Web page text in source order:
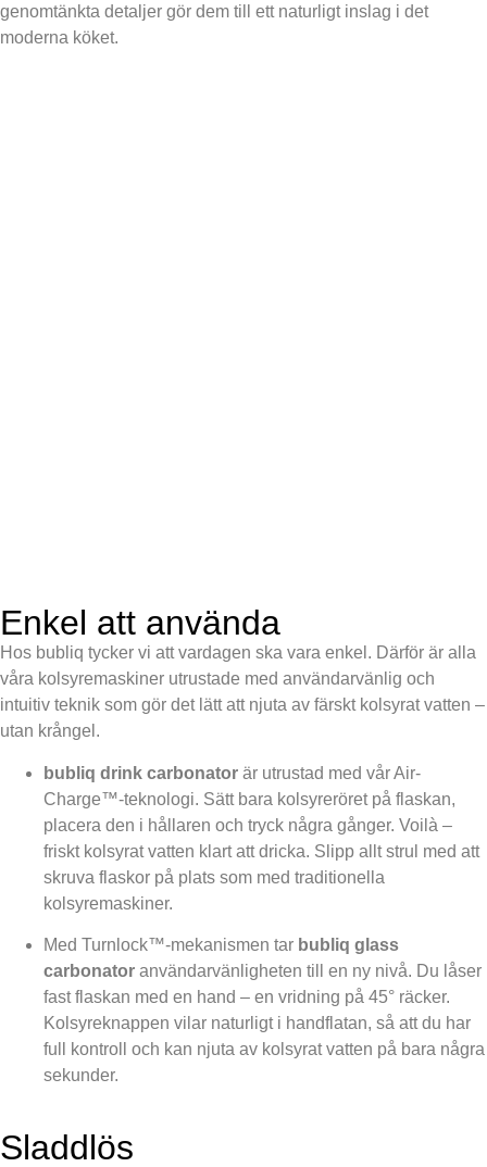
genomtänkta detaljer gör dem till ett naturligt inslag i det
moderna köket.
Enkel att använda
Hos bubliq tycker vi att vardagen ska vara enkel. Därför är alla
våra kolsyremaskiner utrustade med användarvänlig och
intuitiv teknik som gör det lätt att njuta av färskt kolsyrat vatten –
utan krångel.
bubliq drink carbonator är utrustad med vår Air-
Charge™-teknologi. Sätt bara kolsyreröret på flaskan,
placera den i hållaren och tryck några gånger. Voilà –
friskt kolsyrat vatten klart att dricka. Slipp allt strul med att
skruva flaskor på plats som med traditionella
kolsyremaskiner.
Med Turnlock™-mekanismen tar bubliq glass
carbonator användarvänligheten till en ny nivå. Du låser
fast flaskan med en hand – en vridning på 45° räcker.
Kolsyreknappen vilar naturligt i handflatan, så att du har
full kontroll och kan njuta av kolsyrat vatten på bara några
sekunder.
Sladdlös